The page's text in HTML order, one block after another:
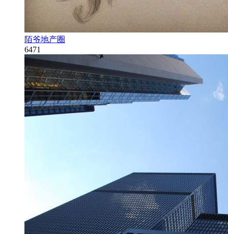
陌爷地产圈
6471